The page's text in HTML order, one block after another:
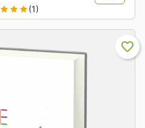
star star star(1)
favorite_border